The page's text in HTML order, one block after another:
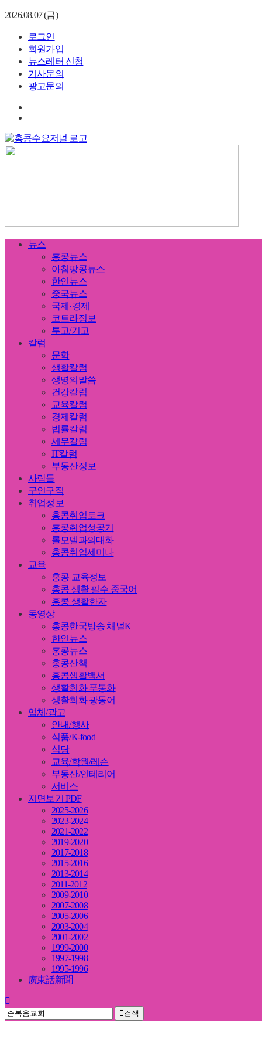
2026.08.07 (금)
로그인
회원가입
뉴스레터 신청
기사문의
광고문의
뉴스
홍콩뉴스
아침땅콩뉴스
한인뉴스
중국뉴스
국제·경제
코트라정보
투고/기고
칼럼
문학
생활칼럼
생명의말씀
건강칼럼
교육칼럼
경제칼럼
법률칼럼
세무칼럼
IT칼럼
부동산정보
사람들
구인구직
취업정보
홍콩취업토크
홍콩취업성공기
롤모델과의대화
홍콩취업세미나
교육
홍콩 교육정보
홍콩 생활 필수 중국어
홍콩 생활한자
동영상
홍콩한국방송 채널K
한인뉴스
홍콩뉴스
홍콩산책
홍콩생활백서
생활회화 푸통화
생활회화 광동어
업체/광고
안내/행사
식품/K-food
식당
교육/학원/레슨
부동산/인테리어
서비스
지면보기 PDF
2025-2026
2023-2024
2021-2022
2019-2020
2017-2018
2015-2016
2013-2014
2011-2012
2009-2010
2007-2008
2005-2006
2003-2004
2001-2002
1999-2000
1997-1998
1995-1996
廣東話新聞
검색